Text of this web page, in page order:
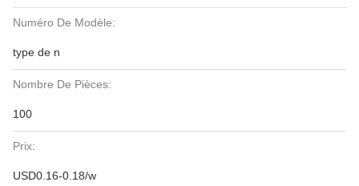
Numéro De Modèle:
type de n
Nombre De Pièces:
100
Prix:
USD0.16-0.18/w